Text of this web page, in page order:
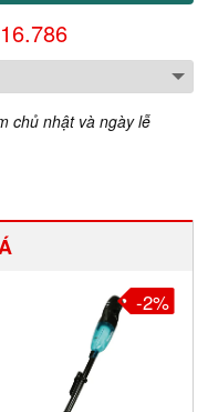
chủ nhật và ngày lễ
-2%